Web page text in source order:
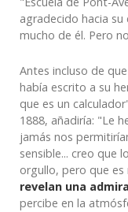
agradecido hacia
mucho de él. Pero
Antes incluso de
había escrito a su
que es un
1888, añadiría: "Le
jamás nos
sensible... creo que
orgullo, pero que es
revelan una
percibe en la